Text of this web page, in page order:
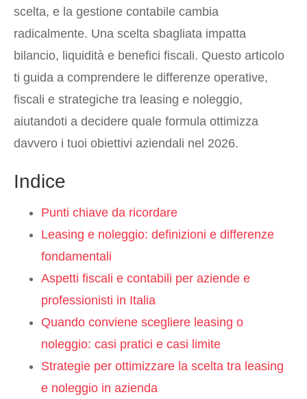
scelta, e la gestione contabile cambia
radicalmente. Una scelta sbagliata impatta
bilancio, liquidità e benefici fiscali. Questo articolo
ti guida a comprendere le differenze operative,
fiscali e strategiche tra leasing e noleggio,
aiutandoti a decidere quale formula ottimizza
davvero i tuoi obiettivi aziendali nel 2026.
Indice
Punti chiave da ricordare
Leasing e noleggio: definizioni e differenze
fondamentali
Aspetti fiscali e contabili per aziende e
professionisti in Italia
Quando conviene scegliere leasing o
noleggio: casi pratici e casi limite
Strategie per ottimizzare la scelta tra leasing
e noleggio in azienda